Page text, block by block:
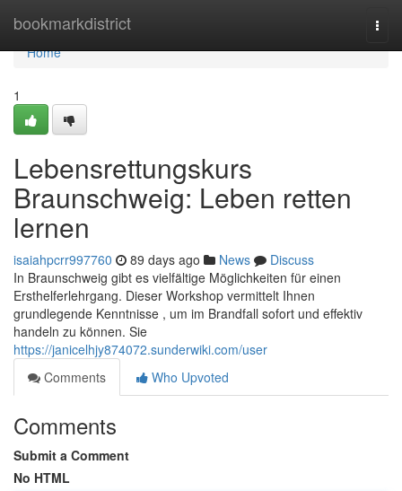
bookmarkdistrict
Home
Home
1
Lebensrettungskurs
Braunschweig: Leben retten
lernen
isaiahpcrr997760 89 days ago News
Discuss
In Braunschweig gibt es vielfältige Möglichkeiten für einen
Ersthelferlehrgang. Dieser Workshop vermittelt Ihnen
grundlegende Kenntnisse , um im Brandfall sofort und effektiv
handeln zu können. Sie
https://janicelhjy874072.sunderwiki.com/user
Comments
Who Upvoted
Comments
Submit a Comment
No HTML